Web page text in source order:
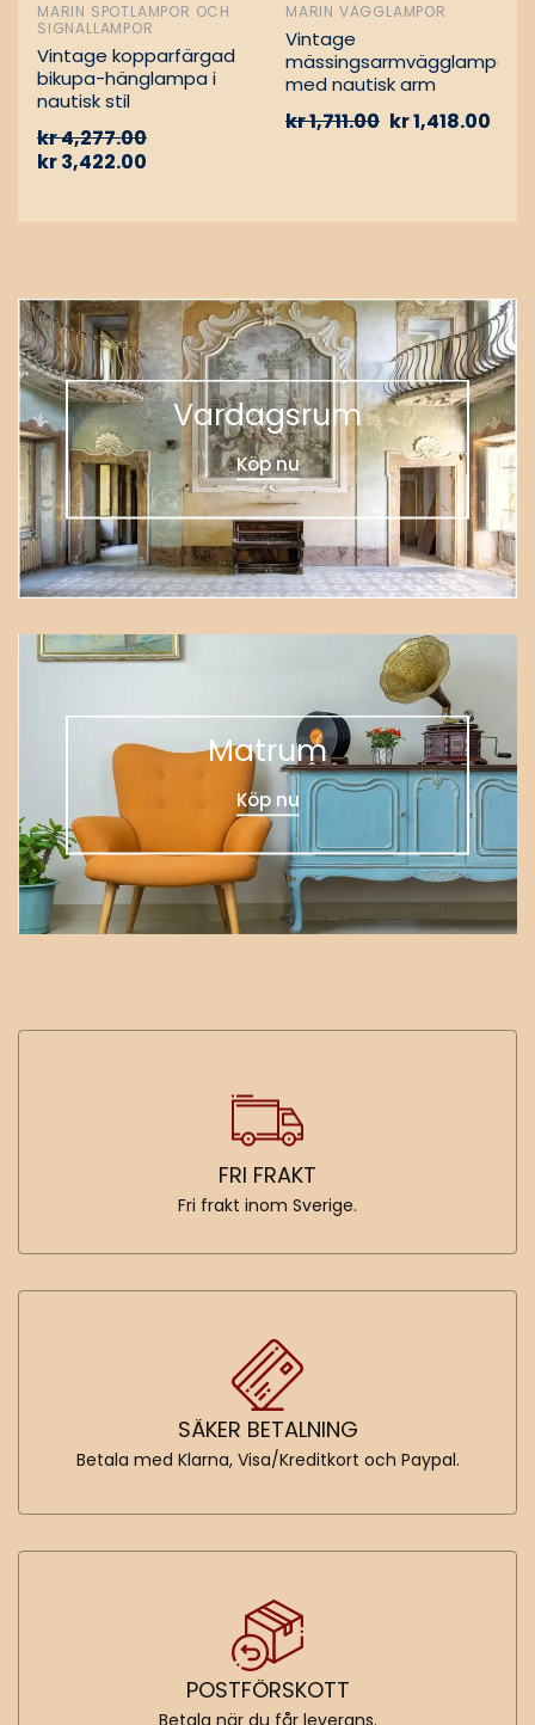
MARIN SPOTLAMPOR OCH
SIGNALLAMPOR
Vintage kopparfärgad
bikupa-hänglampa i
nautisk stil
kr4,277.00
kr3,422.00
MARIN VÄGGLAMPOR
Vintage
mässingsarmvägglampa
med nautisk arm
kr1,711.00 kr1,418.00
Vardagsrum
Köp nu
Matrum
Köp nu
FRI FRAKT
Fri frakt inom Sverige.
SÄKER BETALNING
Betala med Klarna, Visa/Kreditkort och Paypal.
POSTFÖRSKOTT